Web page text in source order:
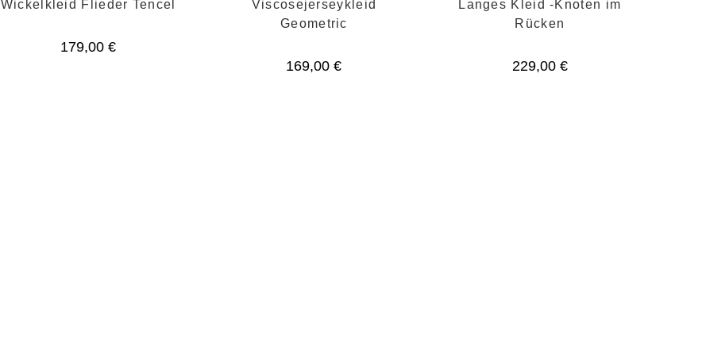
Wickelkleid Flieder Tencel
179,00€
Viscosejerseykleid
Geometric
169,00€
Langes Kleid -Knoten im
Rücken
229,00 €